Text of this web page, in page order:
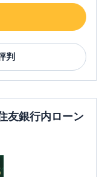
判
友銀行内ローン